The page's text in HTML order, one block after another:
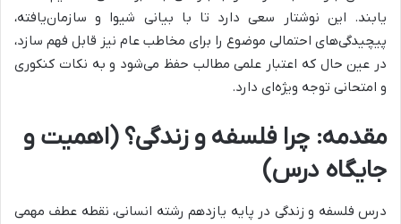
یابند. این نوشتار سعی دارد تا با بیانی شیوا و سازمان‌یافته،
پیچیدگی‌های احتمالی موضوع را برای مخاطب عام نیز قابل فهم سازد،
در عین حال که اعتبار علمی مطالب حفظ می‌شود و به نکات کنکوری
و امتحانی توجه ویژه‌ای دارد.
مقدمه: چرا فلسفه و زندگی؟ (اهمیت و
جایگاه درس)
درس فلسفه و زندگی در پایه یازدهم رشته انسانی، نقطه عطف مهمی